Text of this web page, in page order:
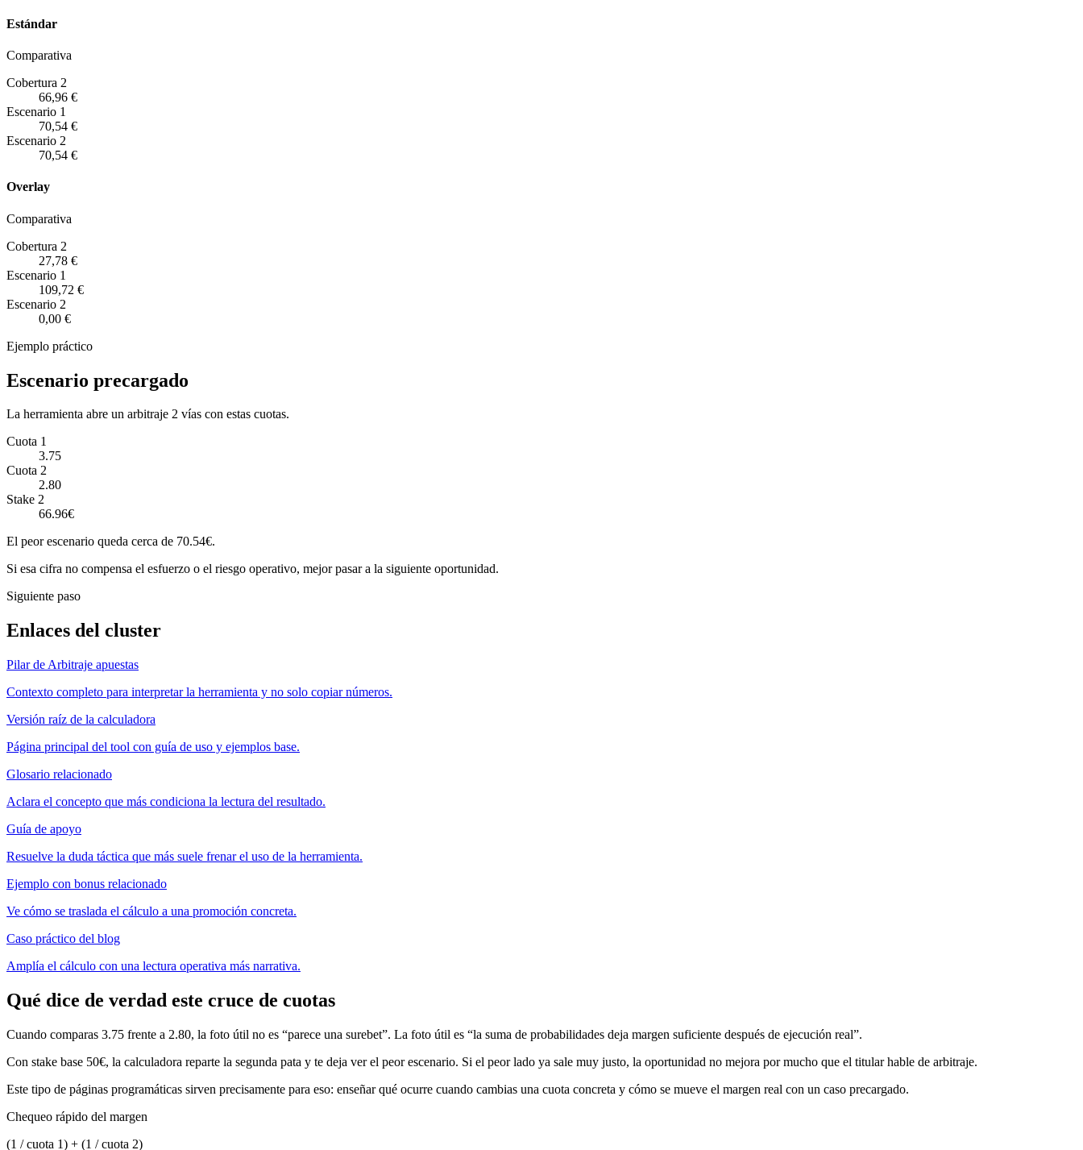
Estándar
Comparativa
Cobertura 2
66,96 €
Escenario 1
70,54 €
Escenario 2
70,54 €
Overlay
Comparativa
Cobertura 2
27,78 €
Escenario 1
109,72 €
Escenario 2
0,00 €
Ejemplo práctico
Escenario precargado
La herramienta abre un arbitraje 2 vías con estas cuotas.
Cuota 1
3.75
Cuota 2
2.80
Stake 2
66.96€
El peor escenario queda cerca de 70.54€.
Si esa cifra no compensa el esfuerzo o el riesgo operativo, mejor pasar a la siguiente oportunidad.
Siguiente paso
Enlaces del cluster
Pilar de Arbitraje apuestas
Contexto completo para interpretar la herramienta y no solo copiar números.
Versión raíz de la calculadora
Página principal del tool con guía de uso y ejemplos base.
Glosario relacionado
Aclara el concepto que más condiciona la lectura del resultado.
Guía de apoyo
Resuelve la duda táctica que más suele frenar el uso de la herramienta.
Ejemplo con bonus relacionado
Ve cómo se traslada el cálculo a una promoción concreta.
Caso práctico del blog
Amplía el cálculo con una lectura operativa más narrativa.
Qué dice de verdad este cruce de cuotas
Cuando comparas 3.75 frente a 2.80, la foto útil no es “parece una surebet”. La foto útil es “la suma de probabilidades deja margen suficiente después de ejecución real”.
Con stake base 50€, la calculadora reparte la segunda pata y te deja ver el peor escenario. Si el peor lado ya sale muy justo, la oportunidad no mejora por mucho que el titular hable de arbitraje.
Este tipo de páginas programáticas sirven precisamente para eso: enseñar qué ocurre cuando cambias una cuota concreta y cómo se mueve el margen real con un caso precargado.
Chequeo rápido del margen
(1 / cuota 1) + (1 / cuota 2)